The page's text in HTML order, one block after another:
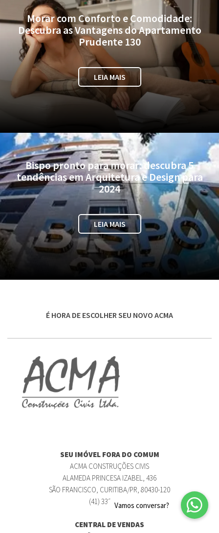
Morar com Conforto e Comodidade:
Descubra as Vantagens do Apartamento
Prudente 130
LEIA MAIS
Bispo pronto para morar: descubra 5
tendências em Arquitetura e Design para
2024
LEIA MAIS
É HORA DE ESCOLHER SEU NOVO ACMA
SEU IMÓVEL FORA DO COMUM
ACMA CONSTRUÇÕES CIVIS
ALAMEDA PRINCESA IZABEL, 436
SÃO FRANCISCO, CURITIBA/PR, 80430-120
(41) 3322-1929
CENTRAL DE VENDAS